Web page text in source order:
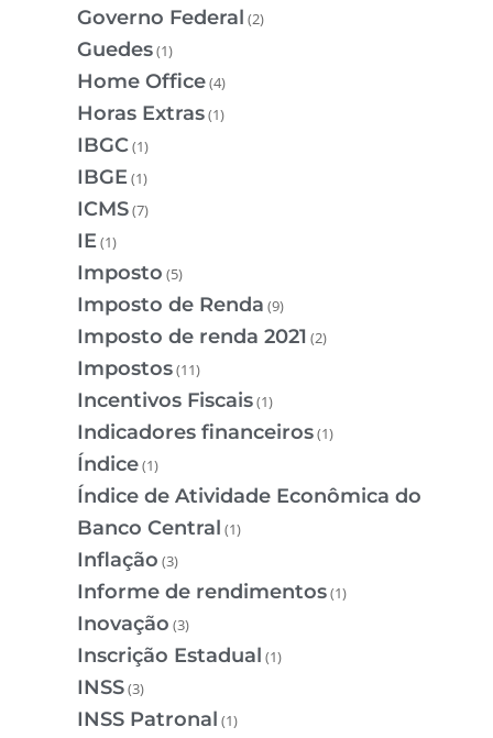
Governo Federal (2)
Guedes(1)
Home Office(4)
Horas Extras(1)
IBGC(1)
IBGE(1)
ICMS(7)
IE(1)
Imposto (5)
Imposto de Renda (9)
Imposto de renda 2021 (2)
Impostos(11)
Incentivos Fiscais(1)
Indicadores financeiros(1)
Índice(1)
Índice de Atividade Econômica do
Banco Central (1)
Inflação (3)
Informe de rendimentos(1)
Inovação (3)
Inscrição Estadual (1)
INSS(3)
INSS Patronal (1)